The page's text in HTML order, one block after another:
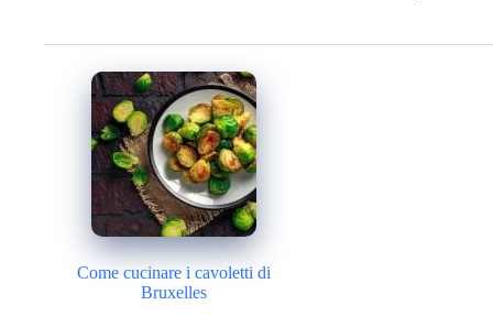
Come cucinare i cavoletti di
Bruxelles